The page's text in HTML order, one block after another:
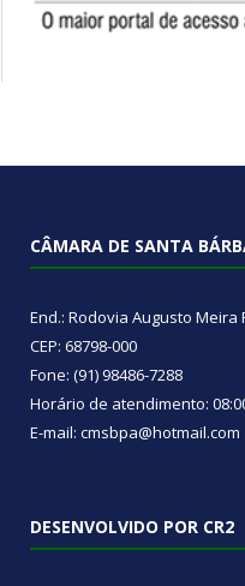
CÂMARA DE SANTA
End.: Rodovia Augusto Meira
CEP: 68798-000
Fone: (91) 98486-7288
Horário de atendimento:
E-mail: cmsbpa@hotmail.com
DESENVOLVIDO POR CR2